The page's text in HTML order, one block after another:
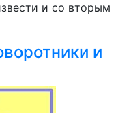
и со вторым
и